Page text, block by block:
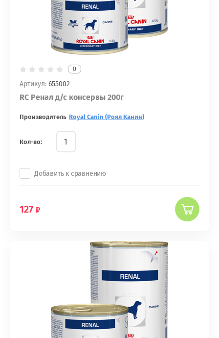
0
Артикул: 655002
RC Ренал д/с консервы 200г
Производитель Royal Canin (Роял Канин)
Кол-во:
Добавить к сравнению
127